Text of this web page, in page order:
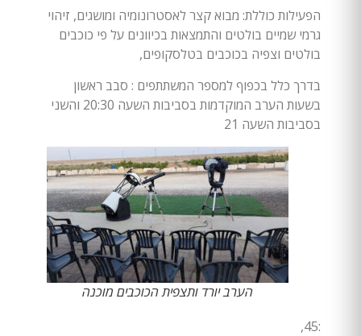
הפעילות כוללת: מבוא קצר לאסטרונומיה ומושגים, זיהוי
גרמי שמיים בולטים והתמצאות בכיוונים על פי כוכבים
בולטים וצפיה בכוכבים בטלסקופים,
בדרך כלל בכפוף למספר המשתתפים : סבב ראשון
בשעות הערב המוקדמות בסביבות השעה 20:30 והשני
בסביבות השעה 21
הערב יורד ותצפית הכוכבים מוכנה
:45,